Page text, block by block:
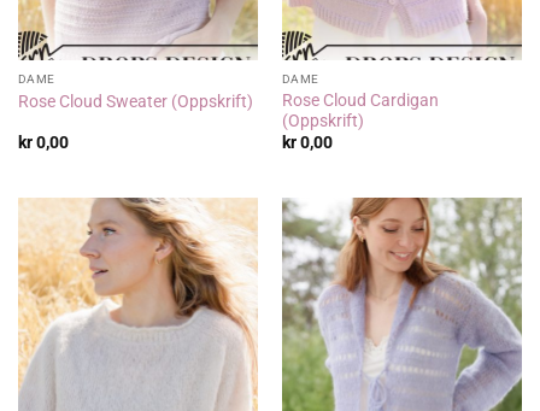
DAME
Rose Cloud Sweater (Oppskrift)
kr0,00
DAME
Rose Cloud Cardigan
(Oppskrift)
kr0,00